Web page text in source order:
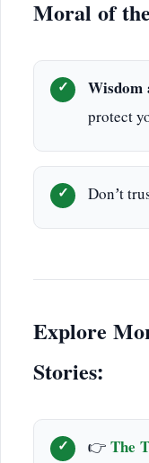
Moral of
Wisdom
protect
Don’t
Explore
Stories:
👉The